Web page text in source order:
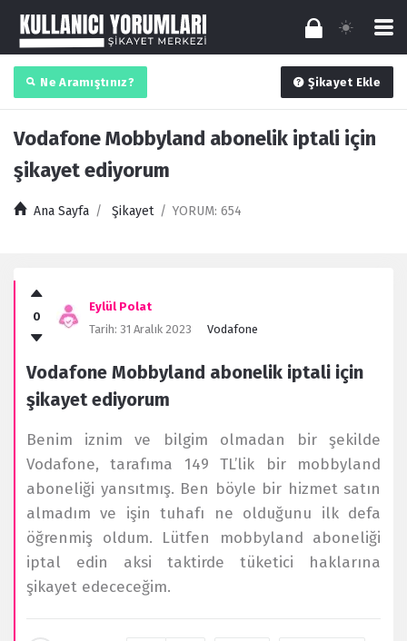
Ne Aramıştınız? Şikayet Ekle
Vodafone Mobbyland abonelik iptali için
şikayet ediyorum
Ana Sayfa / Şikayet / YORUM: 654
Kullanıcı
Yorumları
Latest
0
Eylül Polat
Tarih: 31 Aralık 2023 Vodafone
Vodafone Mobbyland abonelik iptali için
şikayet ediyorum
Benim iznim ve bilgim olmadan bir şekilde
Vodafone, tarafıma 149 TL’lik bir mobbyland
aboneliği yansıtmış. Ben böyle bir hizmet satın
almadım ve işin tuhafı ne olduğunu ilk defa
öğrenmiş oldum. Lütfen mobbyland aboneliği
iptal edin aksi taktirde tüketici haklarına
şikayet edececeğim.